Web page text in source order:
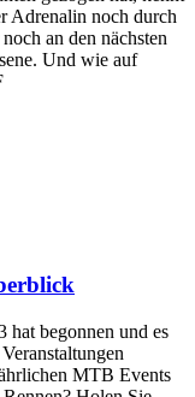
Adrenalin noch durch
an den nächsten
Und wie auf
begonnen und es
MTB Events